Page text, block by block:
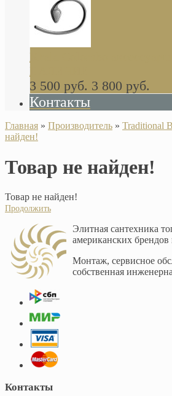
Khala Colombo аксессуары
НАЛИЧИИ
3 500 руб. 3 800 руб.
Контакты
Главная » Производитель » Traditional
найден!
Товар не найден!
Товар не найден!
Продолжить
Элитная сантехника
американских брендов
Монтаж, сервисное
собственная
Контакты